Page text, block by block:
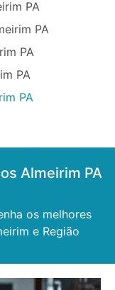
PA
PA
PA
PA
PA
Almeirim PA
os melhores
e Região